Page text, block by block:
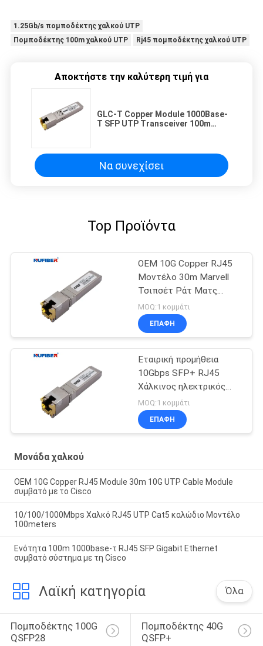
1.25Gb/s πομποδέκτης χαλκού UTP
Πομποδέκτης 100m χαλκού UTP
Rj45 πομποδέκτης χαλκού UTP
Αποκτήστε την καλύτερη τιμή για
GLC-T Copper Module 1000Base-
T SFP UTP Transceiver 100m
Να συνεχίσει
Top Προϊόντα
OEM 10G Copper RJ45
Μοντέλο 30m Marvell
Τσιπσέτ Ράτ Ματς
λειτουργία
MOQ:1 κομμάτι
ΕΠΑΦΉ
Εταιρική προμήθεια
10Gbps SFP+ RJ45
Χάλκινος ηλεκτρικός
δέκτης δέκτη 10Gbase-
T Χαλκού 30m
MOQ:1 κομμάτι
ΕΠΑΦΉ
Μονάδα χαλκού
OEM 10G Copper RJ45 Module 30m 10G UTP Cable Module
συμβατό με το Cisco
10/100/1000Mbps Χαλκό RJ45 UTP Cat5 καλώδιο Μοντέλο
100meters
Ενότητα 100m 1000base-τ RJ45 SFP Gigabit Ethernet
συμβατό σύστημα με τη Cisco
Λαϊκή κατηγορία Όλα
Πομποδέκτης 100G
QSFP28
Πομποδέκτης 40G
QSFP+